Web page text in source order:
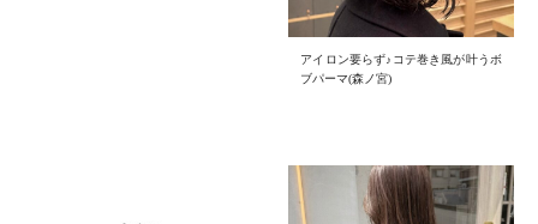
アイロン要らず♪コテ巻き風が叶うボ
ブパーマ(森ノ宮)